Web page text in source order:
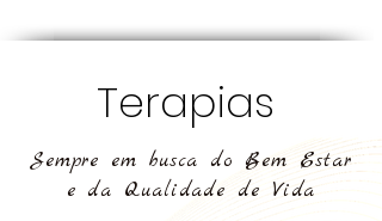
Terapias
Sempre em busca do Bem Estar
e da Qualidade de Vida